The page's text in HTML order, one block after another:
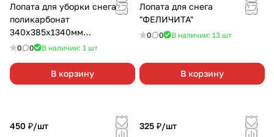
Лопата для уборки снега
поликарбонат
340х385х1340мм
алюминиевый черенок
0 0 В наличии: 1 шт
В корзину
Лопата для снега
"ФЕЛИЧИТА"
0 0 В наличии: 13 шт
В корзину
450 ₽/шт
325 ₽/шт